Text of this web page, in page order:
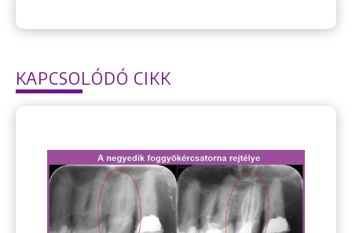
KAPCSOLÓDÓ CIKK